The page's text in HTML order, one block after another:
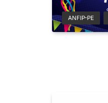
ANFIP-PE